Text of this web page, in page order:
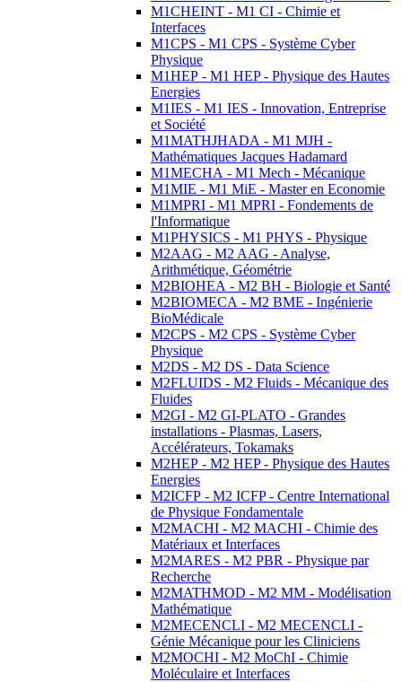
M1CHEINT - M1 CI - Chimie et
Interfaces
M1CPS - M1 CPS - Système Cyber
Physique
M1HEP - M1 HEP - Physique des Hautes
Energies
M1IES - M1 IES - Innovation, Entreprise
et Société
M1MATHJHADA - M1 MJH -
Mathématiques Jacques Hadamard
M1MECHA - M1 Mech - Mécanique
M1MIE - M1 MiE - Master en Economie
M1MPRI - M1 MPRI - Fondements de
l'Informatique
M1PHYSICS - M1 PHYS - Physique
M2AAG - M2 AAG - Analyse,
Arithmétique, Géométrie
M2BIOHEA - M2 BH - Biologie et Santé
M2BIOMECA - M2 BME - Ingénierie
BioMédicale
M2CPS - M2 CPS - Système Cyber
Physique
M2DS - M2 DS - Data Science
M2FLUIDS - M2 Fluids - Mécanique des
Fluides
M2GI - M2 GI-PLATO - Grandes
installations - Plasmas, Lasers,
Accélérateurs, Tokamaks
M2HEP - M2 HEP - Physique des Hautes
Energies
M2ICFP - M2 ICFP - Centre International
de Physique Fondamentale
M2MACHI - M2 MACHI - Chimie des
Matériaux et Interfaces
M2MARES - M2 PBR - Physique par
Recherche
M2MATHMOD - M2 MM - Modélisation
Mathématique
M2MECENCLI - M2 MECENCLI -
Génie Mécanique pour les Cliniciens
M2MOCHI - M2 MoChI - Chimie
Moléculaire et Interfaces